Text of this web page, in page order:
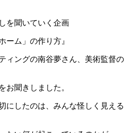
を聞いていく企画
ーム」の作り方』
ィングの南谷夢さん、美術監督の
お聞きしました。
にしたのは、みんな怪しく見える